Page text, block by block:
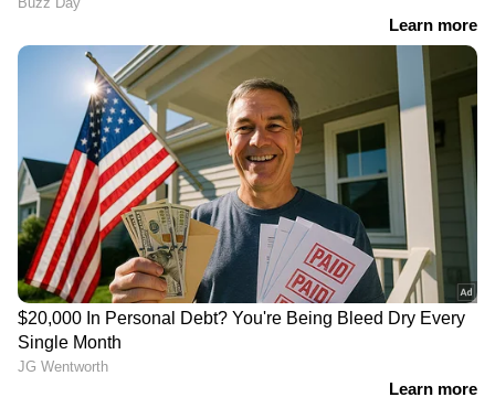
സിപിഎമ്മിന്റെ സൈബർ പോരാളി;
ആരാണ് ചെന്നിത്തലയേയും
പൊലീസിനേയും വെല്ലുവിളിക്കുന്ന
അര്‍ജുന്‍ ആയങ്കി?